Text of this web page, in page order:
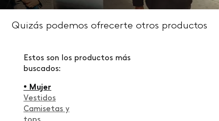
Quizás podemos ofrecerte otros productos
Estos son los productos más
buscados:
• Mujer
Vestidos
Camisetas y